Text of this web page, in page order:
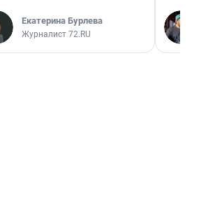
Екатерина Бурлева
Журналист 72.RU